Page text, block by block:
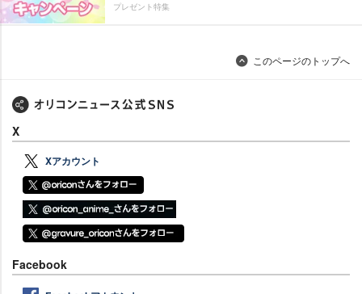
プレゼント特集
このページのトップへ
X
Xアカウント
Facebook